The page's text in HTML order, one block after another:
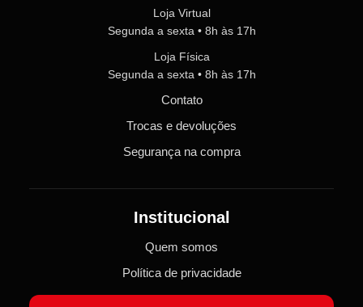
Loja Virtual
Segunda a sexta • 8h às 17h
Loja Física
Segunda a sexta • 8h às 17h
Contato
Trocas e devoluções
Segurança na compra
Institucional
Quem somos
Política de privacidade